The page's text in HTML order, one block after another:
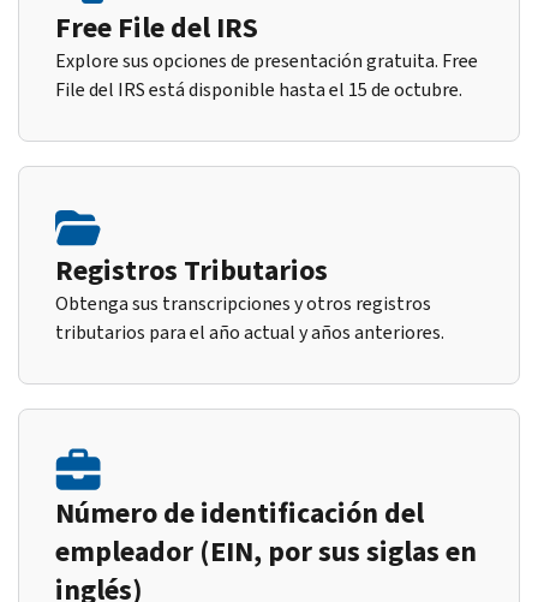
Free File del IRS
Explore sus opciones de presentación gratuita. Free
File del IRS está disponible hasta el 15 de octubre.
Registros Tributarios
Obtenga sus transcripciones y otros registros
tributarios para el año actual y años anteriores.
Número de identificación del
empleador (EIN, por sus siglas en
inglés)